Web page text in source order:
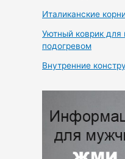
Италиканские корни
Уютный коврик
подогревом
Внутренние